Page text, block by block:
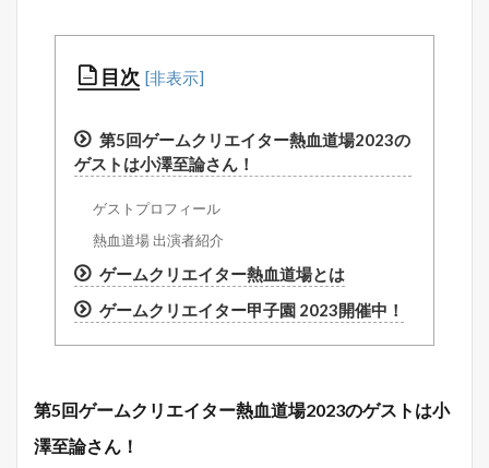
目次
第5回ゲームクリエイター熱血道場2023の
ゲストは小澤至論さん！
ゲストプロフィール
熱血道場 出演者紹介
ゲームクリエイター熱血道場とは
ゲームクリエイター甲子園 2023開催中！
第5回ゲームクリエイター熱血道場2023のゲストは小
澤至論さん！